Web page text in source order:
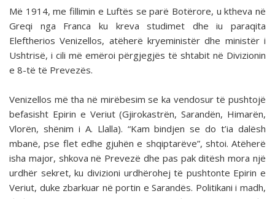
Më 1914, me fillimin e Luftës se parë Botërore, u ktheva në
Greqi nga Franca ku kreva studimet dhe iu paraqita
Eleftherios Venizellos, atëherë kryeministër dhe ministër i
Ushtrisë, i cili më emëroi përgjegjës të shtabit në Divizionin
e 8-të të Prevezës.
Venizellos më tha në mirëbesim se ka vendosur të pushtojë
befasisht Epirin e Veriut (Gjirokastrën, Sarandën, Himarën,
Vlorën, shënim i A. Llalla). “Kam bindjen se do t’ia dalësh
mbanë, pse flet edhe gjuhën e shqiptarëve”, shtoi. Atëherë
isha major, shkova në Prevezë dhe pas pak ditësh mora një
urdhër sekret, ku divizioni urdhërohej të pushtonte Epirin e
Veriut, duke zbarkuar në portin e Sarandës. Politikani i madh,